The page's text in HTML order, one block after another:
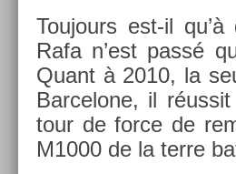
Toujours est-il
Rafa n’est passé
Quant à 2010, la
Bar­celone, il
tour de force de
M1000 de la terre